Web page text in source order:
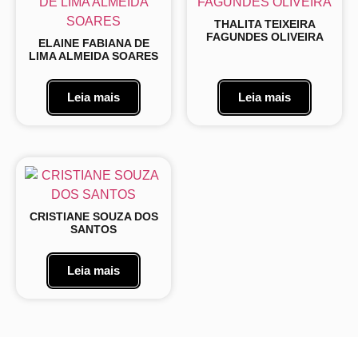
ELAINE FABIANA DE
LIMA ALMEIDA SOARES
Leia mais
THALITA TEIXEIRA
FAGUNDES OLIVEIRA
Leia mais
CRISTIANE SOUZA DOS
SANTOS
Leia mais